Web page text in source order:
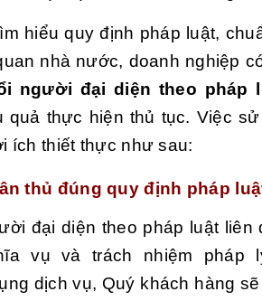
hiểu quy định pháp luật,
nhà nước, doanh nghiệp
người đại diện theo pháp
quả thực hiện thủ tục. Việc
ích thiết thực như sau:
thủ đúng quy định pháp
đại diện theo pháp luật liên
vụ và trách nhiệm pháp
dịch vụ, Quý khách hàng